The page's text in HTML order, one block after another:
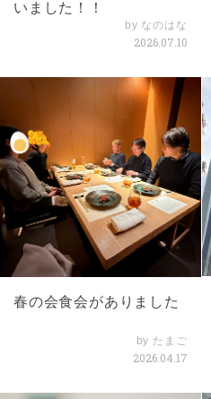
いました！！
by なのはな
2026.07.10
春の会食会がありました
by たまご
2026.04.17